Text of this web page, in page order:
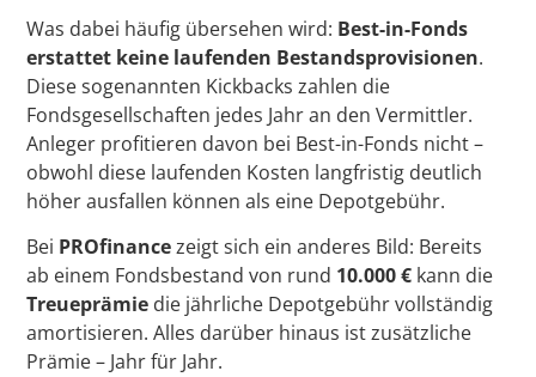
Was dabei häufig übersehen wird: Best-in-Fonds
erstattet keine laufenden Bestandsprovisionen.
Diese sogenannten Kickbacks zahlen die
Fondsgesellschaften jedes Jahr an den Vermittler.
Anleger profitieren davon bei Best-in-Fonds nicht –
obwohl diese laufenden Kosten langfristig deutlich
höher ausfallen können als eine Depotgebühr.
Bei PROfinancezeigt sich ein anderes Bild: Bereits
ab einem Fondsbestand von rund 10.000 € kann die
Treueprämie die jährliche Depotgebühr vollständig
amortisieren. Alles darüber hinaus ist zusätzliche
Prämie – Jahr für Jahr.